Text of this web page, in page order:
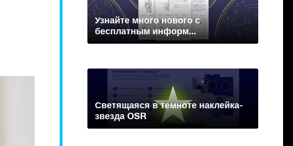
Узнайте много нового с
бесплатным информ...
Светящаяся в темноте наклейка-
звезда OSR